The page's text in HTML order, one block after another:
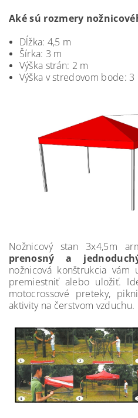
Aké sú rozmery
Dĺžka: 4,5 m
Šírka: 3 m
Výška strán: 2 m
Výška v stredovom bode: 3
Nožnicový stan 3x4,5m
prenosný a
nožnicová konštrukcia
premiestniť alebo uložiť.
motocrossové preteky,
aktivity na čerstvom vzduchu.